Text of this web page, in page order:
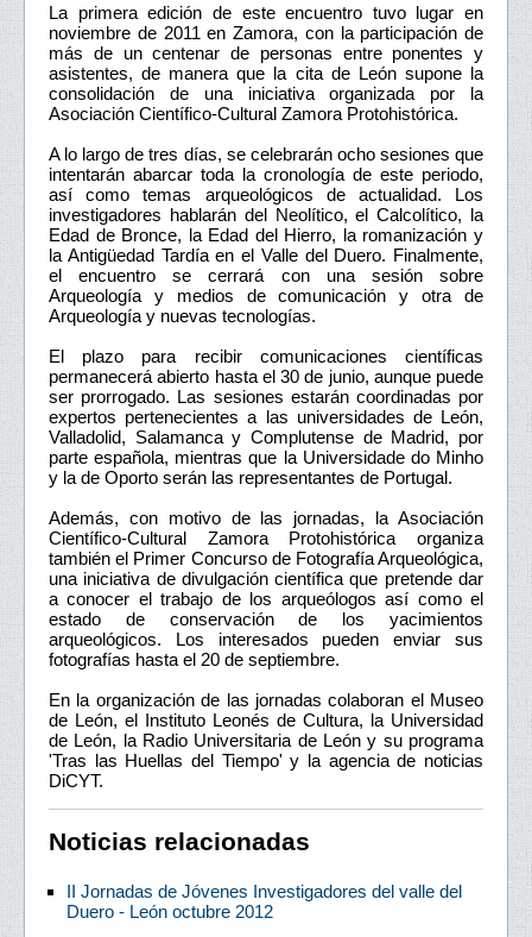
La primera edición de este encuentro tuvo lugar en
noviembre de 2011 en Zamora, con la participación de
más de un centenar de personas entre ponentes y
asistentes, de manera que la cita de León supone la
consolidación de una iniciativa organizada por la
Asociación Científico-Cultural Zamora Protohistórica.
A lo largo de tres días, se celebrarán ocho sesiones que
intentarán abarcar toda la cronología de este periodo,
así como temas arqueológicos de actualidad. Los
investigadores hablarán del Neolítico, el Calcolítico, la
Edad de Bronce, la Edad del Hierro, la romanización y
la Antigüedad Tardía en el Valle del Duero. Finalmente,
el encuentro se cerrará con una sesión sobre
Arqueología y medios de comunicación y otra de
Arqueología y nuevas tecnologías.
El plazo para recibir comunicaciones científicas
permanecerá abierto hasta el 30 de junio, aunque puede
ser prorrogado. Las sesiones estarán coordinadas por
expertos pertenecientes a las universidades de León,
Valladolid, Salamanca y Complutense de Madrid, por
parte española, mientras que la Universidade do Minho
y la de Oporto serán las representantes de Portugal.
Además, con motivo de las jornadas, la Asociación
Científico-Cultural Zamora Protohistórica organiza
también el Primer Concurso de Fotografía Arqueológica,
una iniciativa de divulgación científica que pretende dar
a conocer el trabajo de los arqueólogos así como el
estado de conservación de los yacimientos
arqueológicos. Los interesados pueden enviar sus
fotografías hasta el 20 de septiembre.
En la organización de las jornadas colaboran el Museo
de León, el Instituto Leonés de Cultura, la Universidad
de León, la Radio Universitaria de León y su programa
'Tras las Huellas del Tiempo' y la agencia de noticias
DiCYT.
Noticias relacionadas
II Jornadas de Jóvenes Investigadores del valle del
Duero - León octubre 2012